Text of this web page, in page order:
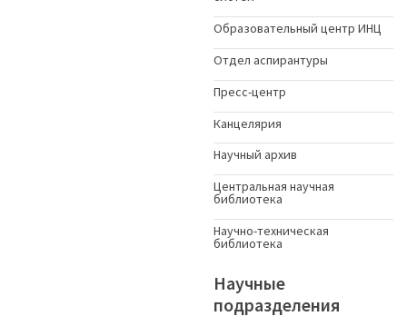
Образовательный центр ИНЦ
Отдел аспирантуры
Пресс-центр
Канцелярия
Научный архив
Центральная научная
библиотека
Научно-техническая
библиотека
Научные
подразделения